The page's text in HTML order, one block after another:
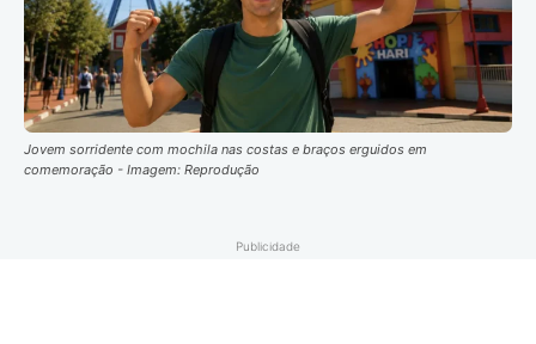
Jovem sorridente com mochila nas costas e braços erguidos em
comemoração - Imagem: Reprodução
Publicidade